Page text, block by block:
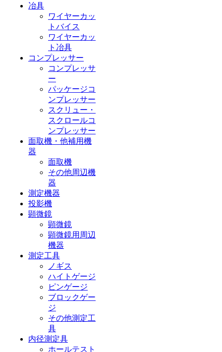
冶具
ワイヤーカッ
トバイス
ワイヤーカッ
ト冶具
コンプレッサー
コンプレッサ
ー
パッケージコ
ンプレッサー
スクリュー・
スクロールコ
ンプレッサー
面取機・他補用機
器
面取機
その他周辺機
器
測定機器
投影機
顕微鏡
顕微鏡
顕微鏡用周辺
機器
測定工具
ノギス
ハイトゲージ
ピンゲージ
ブロックゲー
ジ
その他測定工
具
内径測定具
ホールテスト